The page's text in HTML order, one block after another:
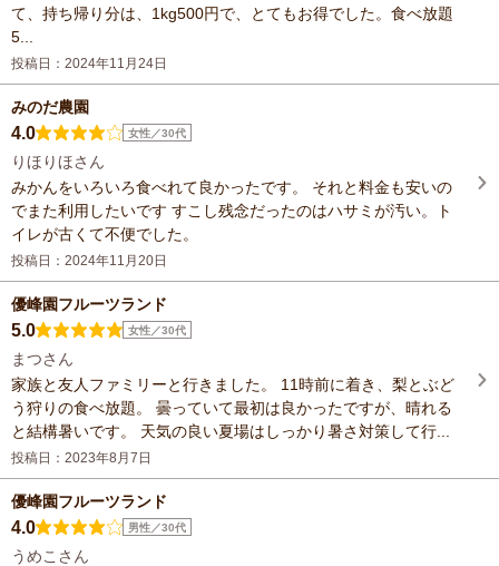
て、持ち帰り分は、1kg500円で、とてもお得でした。食べ放題
5...
投稿日：2024年11月24日
みのだ農園
4.0 女性／30代
りほりほさん
みかんをいろいろ食べれて良かったです。 それと料金も安いの
でまた利用したいです すこし残念だったのはハサミが汚い。ト
イレが古くて不便でした。
投稿日：2024年11月20日
優峰園フルーツランド
5.0 女性／30代
まつさん
家族と友人ファミリーと行きました。 11時前に着き、梨とぶど
う狩りの食べ放題。 曇っていて最初は良かったですが、晴れる
と結構暑いです。 天気の良い夏場はしっかり暑さ対策して行...
投稿日：2023年8月7日
優峰園フルーツランド
4.0 男性／30代
うめこさん